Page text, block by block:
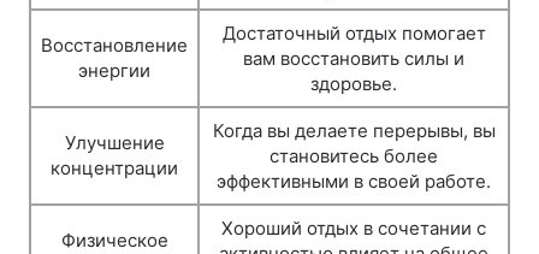
Восстановление
энергии
Достаточный отдых помогает
вам восстановить силы и
здоровье.
Улучшение
концентрации
Когда вы делаете перерывы, вы
становитесь более
эффективными в своей работе.
Физическое
Хороший отдых в сочетании с